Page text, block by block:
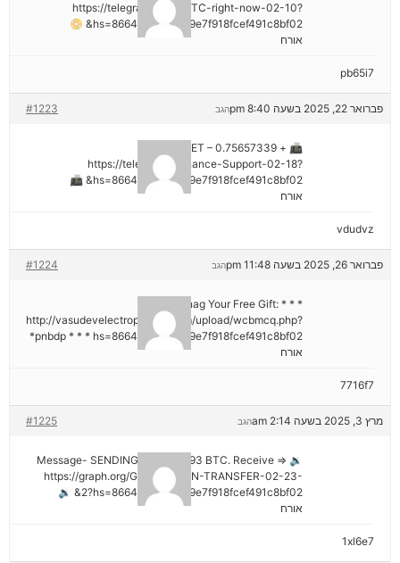
https://telegra.ph/Get-BTC-right-now-02-10?
hs=8664c520642b9e7f918fcef491c8bf02& 📀
אורח
pb65i7
פברואר 22, 2025 בשעה 8:40 pm #1223 הגב
📠 + 0.75657339 BTC.GET –
https://telegra.ph/Binance-Support-02-18?
hs=8664c520642b9e7f918fcef491c8bf02& 📠
אורח
vdudvz
פברואר 26, 2025 בשעה 11:48 pm #1224 הגב
* * * Snag Your Free Gift:
http://vasudevelectroproject.com/upload/wcbmcq.php?
pnbdp * * * hs=8664c520642b9e7f918fcef491c8bf02*
אורח
7716f7
מרץ 3, 2025 בשעה 2:14 am #1225 הגב
🔉 Message- SENDING 0.75361393 BTC. Receive =>
https://graph.org/GET-BITCOIN-TRANSFER-02-23-
2?hs=8664c520642b9e7f918fcef491c8bf02& 🔉
אורח
1xl6e7